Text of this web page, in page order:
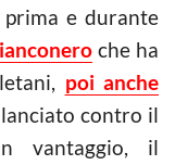
prima e durante
che ha
poi anche
contro il
vantaggio, il